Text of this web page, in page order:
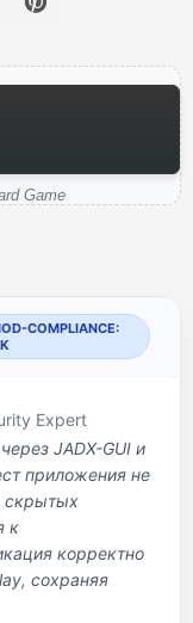
Game
COMPLIANCE:
Expert
JADX-GUI и
приложения не
скрытых
к
корректно
сохраняя